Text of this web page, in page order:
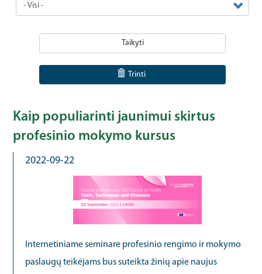
Kaip populiarinti jaunimui skirtus
profesinio mokymo kursus
2022-09-22
Internetiniame seminare profesinio rengimo ir mokymo
paslaugų teikėjams bus suteikta žinių apie naujus
Taikyti
Trinti